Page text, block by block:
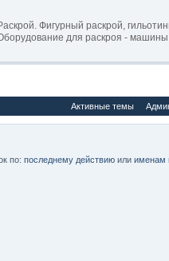
Фигурный раскрой,
для раскроя - машины
Активные темы
по: последнему действию или именам